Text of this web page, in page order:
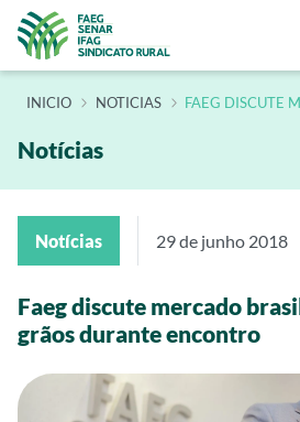
INÍCIO NOTICIAS FAEG DISCUTE
Notícias
Notícias 29 de junho 2018
Faeg discute mercado
grãos durante encontro